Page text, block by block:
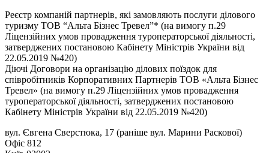
Реєстр компаній партнерів, які замовляють послуги ділового
туризму ТОВ “Альта Бізнес Тревел”* (на вимогу п.29
Ліцензійних умов провадження туроператорської діяльності,
затверджених постановою Кабінету Міністрів України від
22.05.2019 №420)
Діючі Договори на організацію ділових поїздок для
співробітників Корпоративних Партнерів ТОВ «Альта Бізнес
Тревел» (на вимогу п.29 Ліцензійних умов провадження
туроператорської діяльності, затверджених постановою
Кабінету Міністрів України від 22.05.2019 №420)
вул. Євгена Сверстюка, 17 (раніше вул. Марини Раскової)
Офіс 812